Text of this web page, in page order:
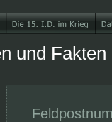
und